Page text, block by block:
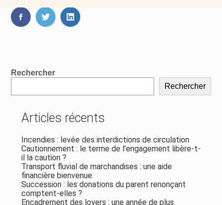
FaceBookTwitterLinkedIn
Blog
Rechercher
Rechercher
Articles récents
Incendies : levée des interdictions de circulation
Cautionnement : le terme de l’engagement libère-t-
il la caution ?
Transport fluvial de marchandises : une aide
financière bienvenue
Succession : les donations du parent renonçant
comptent-elles ?
Encadrement des loyers : une année de plus